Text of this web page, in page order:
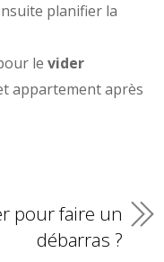
planifier la
le vider
appartement après
pour faire un
débarras ?